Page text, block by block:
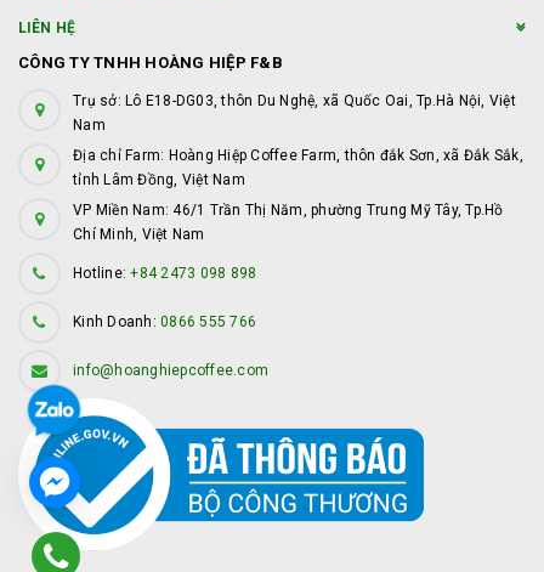
LIÊN HỆ
CÔNG TY TNHH HOÀNG HIỆP F&B
Trụ sở: Lô E18-DG03, thôn Du Nghệ, xã Quốc Oai, Tp.Hà Nội, Việt
Nam
Địa chỉ Farm: Hoàng Hiệp Coffee Farm, thôn đắk Sơn, xã Đắk Sắk,
tỉnh Lâm Đồng, Việt Nam
VP Miền Nam: 46/1 Trần Thị Năm, phường Trung Mỹ Tây, Tp.Hồ
Chí Minh, Việt Nam
Hotline:+84 2473 098 898
Kinh Doanh: 0866 555 766
info@hoanghiepcoffee.com